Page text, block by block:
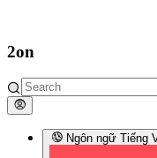
2on
Ngôn ngữ Tiếng